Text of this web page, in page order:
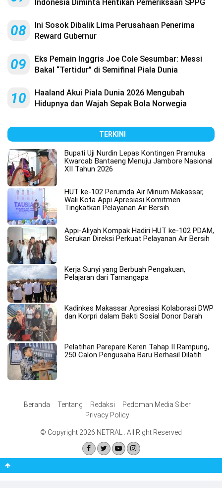
Indonesia Diminta Hentikan Pemeriksaan SPPG
08
Ini Sosok Dibalik Lima Perusahaan Penerima
Reward Gubernur
09
Eks Pemain Inggris Joe Cole Sesumbar: Messi
Bakal “Tertidur” di Semifinal Piala Dunia
10
Haaland Akui Piala Dunia 2026 Mengubah
Hidupnya dan Wajah Sepak Bola Norwegia
TERKINI
Bupati Uji Nurdin Lepas Kontingen Pramuka
Kwarcab Bantaeng Menuju Jambore Nasional
XII Tahun 2026
HUT ke-102 Perumda Air Minum Makassar,
Wali Kota Appi Apresiasi Komitmen
Tingkatkan Pelayanan Air Bersih
Appi-Aliyah Kompak Hadiri HUT ke-102 PDAM,
Serukan Direksi Perkuat Pelayanan Air Bersih
Kerja Sunyi yang Berbuah Pengakuan,
Pelajaran dari Tamangapa
Kadinkes Makassar Apresiasi Kolaborasi DWP
dan Korpri dalam Bakti Sosial Donor Darah
Pelatihan Parepare Keren Tahap II Rampung,
250 Calon Pengusaha Baru Berhasil Dilatih
Beranda Tentang Redaksi
Pedoman Media Siber
Privacy Policy
© Copyright 2026 NETRAL . All Right Reserved